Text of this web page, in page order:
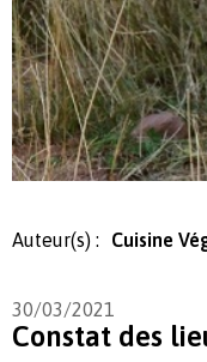
Auteur(s) : Cuisine
30/03/2021
Constat des